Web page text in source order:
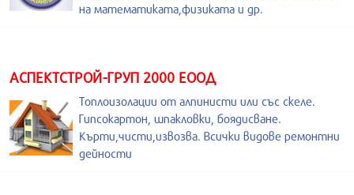
на математиката,физиката и др.
АСПЕКТСТРОЙ-ГРУП 2000 ЕООД
Топлоизолации от алпинисти или със скеле.
Гипсокартон, шпакловки, боядисване.
Кърти,чисти,извозва. Всички видове ремонтни
дейности